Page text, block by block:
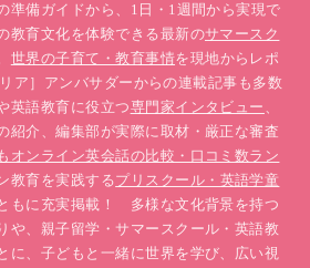
準備ガイドから、1日・1週間から実現で
教育文化を体験できる最新のサマースク
世界の子育て・教育事情を現地からレポ
ア］アンバサダーからの連載記事も多数
英語教育に役立つ専門家インタビュー 、
紹介、編集部が実際に取材・厳正な審査
オンライン英会話の比較・口コミ数ラン
教育を実践するプリスクール・英語学童
もに充実掲載！ 多様な文化背景を持つ
や、親子留学・サマースクール・英語教
に、子どもと一緒に世界を学び、広い視